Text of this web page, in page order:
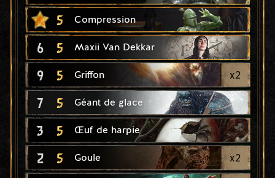
5 Compression
6 5 Maxii Van Dekkar
9 5 Griffon x2
7 5 Géant de glace
3 5 Œuf de harpie
2 5 Goule x2